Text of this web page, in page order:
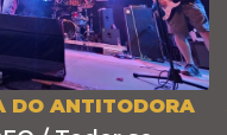
DO ANTITODORA